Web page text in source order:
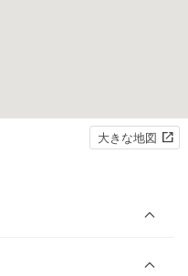
大きな地図